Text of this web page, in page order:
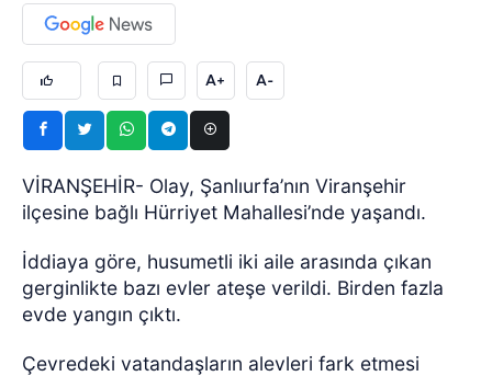
A+ A-
VİRANŞEHİR- Olay, Şanlıurfa’nın Viranşehir
ilçesine bağlı Hürriyet Mahallesi’nde yaşandı.
İddiaya göre, husumetli iki aile arasında çıkan
gerginlikte bazı evler ateşe verildi. Birden fazla
evde yangın çıktı.
Çevredeki vatandaşların alevleri fark etmesi